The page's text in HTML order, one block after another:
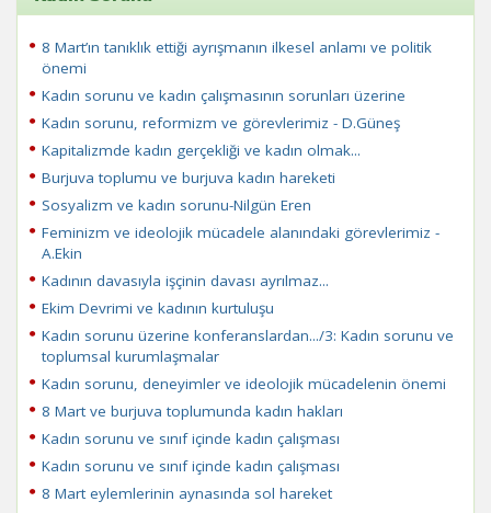
8 Mart’ın tanıklık ettiği ayrışmanın ilkesel anlamı ve politik
önemi
Kadın sorunu ve kadın çalışmasının sorunları üzerine
Kadın sorunu, reformizm ve görevlerimiz - D.Güneş
Kapitalizmde kadın gerçekliği ve kadın olmak...
Burjuva toplumu ve burjuva kadın hareketi
Sosyalizm ve kadın sorunu-Nilgün Eren
Feminizm ve ideolojik mücadele alanındaki görevlerimiz -
A.Ekin
Kadının davasıyla işçinin davası ayrılmaz...
Ekim Devrimi ve kadının kurtuluşu
Kadın sorunu üzerine konferanslardan.../3: Kadın sorunu ve
toplumsal kurumlaşmalar
Kadın sorunu, deneyimler ve ideolojik mücadelenin önemi
8 Mart ve burjuva toplumunda kadın hakları
Kadın sorunu ve sınıf içinde kadın çalışması
Kadın sorunu ve sınıf içinde kadın çalışması
8 Mart eylemlerinin aynasında sol hareket